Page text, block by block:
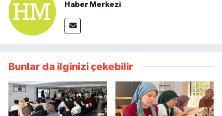
Haber Merkezi
Bunlar da ilginizi çekebilir